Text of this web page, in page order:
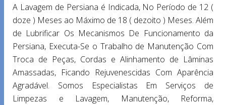
A Lavagem de Persiana é Indicada, No Período de 12 (
doze ) Meses ao Máximo de 18 ( dezoito ) Meses. Além
de Lubrificar Os Mecanismos De Funcionamento da
Persiana, Executa-Se o Trabalho de Manutenção Com
Troca de Peças, Cordas e Alinhamento de Lâminas
Amassadas, Ficando Rejuvenescidas Com Aparência
Agradável. Somos Especialistas Em Serviços de
Limpezas e Lavagem, Manutenção, Reforma,